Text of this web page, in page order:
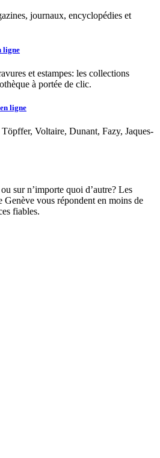
journaux, encyclopédies et
ligne
et estampes: les collections
à portée de clic.
ligne
Voltaire, Dunant, Fazy, Jaques-
sur n’importe quoi d’autre? Les
vous répondent en moins de
fiables.